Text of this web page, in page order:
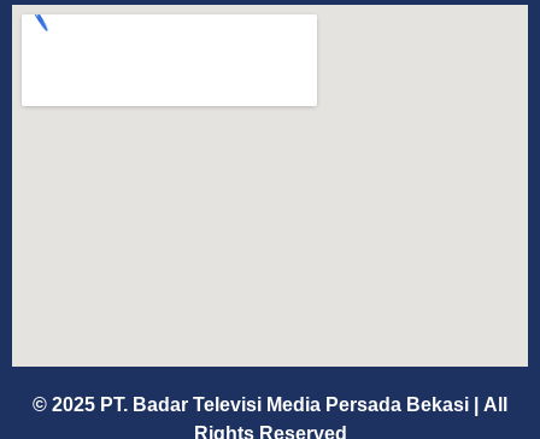
© 2025 PT. Badar Televisi Media Persada Bekasi
All
Rights Reserved